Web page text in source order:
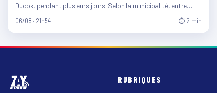
Ducos, pendant plusieurs jours. Selon la municipalité, entre…
06/08 · 21h54 ⏱ 2 min
RUBRIQUES